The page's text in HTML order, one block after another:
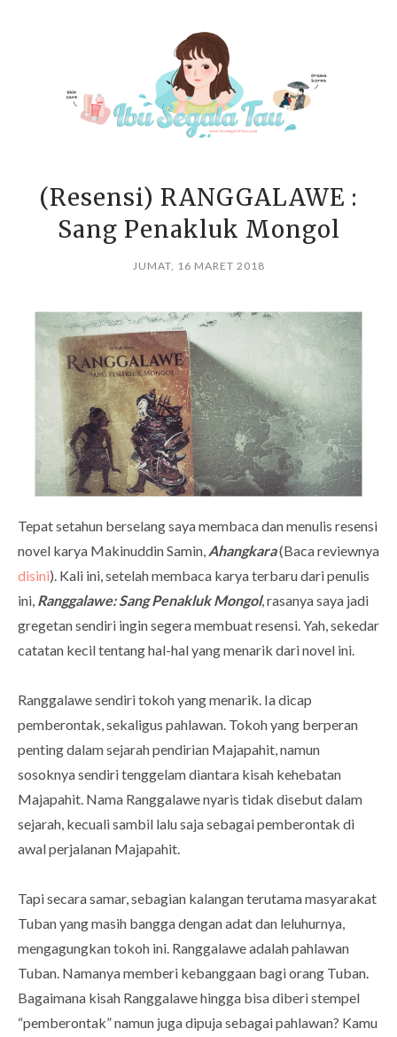
(Resensi) RANGGALAWE :
Sang Penakluk Mongol
JUMAT, 16 MARET 2018
Tepat setahun berselang saya membaca dan menulis resensi
novel karya Makinuddin Samin, Ahangkara(Baca reviewnya
disini). Kali ini, setelah membaca karya terbaru dari penulis
ini, Ranggalawe: Sang Penakluk Mongol, rasanya saya jadi
gregetan sendiri ingin segera membuat resensi. Yah, sekedar
catatan kecil tentang hal-hal yang menarik dari novel ini.
Ranggalawe sendiri tokoh yang menarik. Ia dicap
pemberontak, sekaligus pahlawan. Tokoh yang berperan
penting dalam sejarah pendirian Majapahit, namun
sosoknya sendiri tenggelam diantara kisah kehebatan
Majapahit. Nama Ranggalawe nyaris tidak disebut dalam
sejarah, kecuali sambil lalu saja sebagai pemberontak di
awal perjalanan Majapahit.
Tapi secara samar, sebagian kalangan terutama masyarakat
Tuban yang masih bangga dengan adat dan leluhurnya,
mengagungkan tokoh ini. Ranggalawe adalah pahlawan
Tuban. Namanya memberi kebanggaan bagi orang Tuban.
Bagaimana kisah Ranggalawe hingga bisa diberi stempel
“pemberontak” namun juga dipuja sebagai pahlawan? Kamu